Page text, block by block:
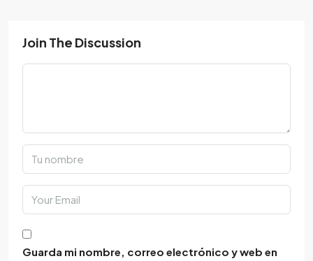
Join The Discussion
Guarda mi nombre, correo electrónico y web en